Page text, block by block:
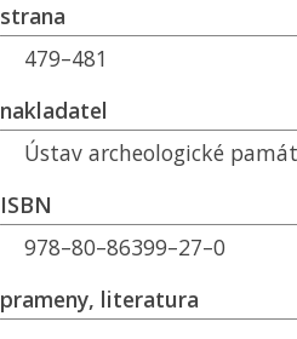
strana
479–481
nakladatel
Ústav archeologické
ISBN
978–80–86399–27–0
prameny, literatura